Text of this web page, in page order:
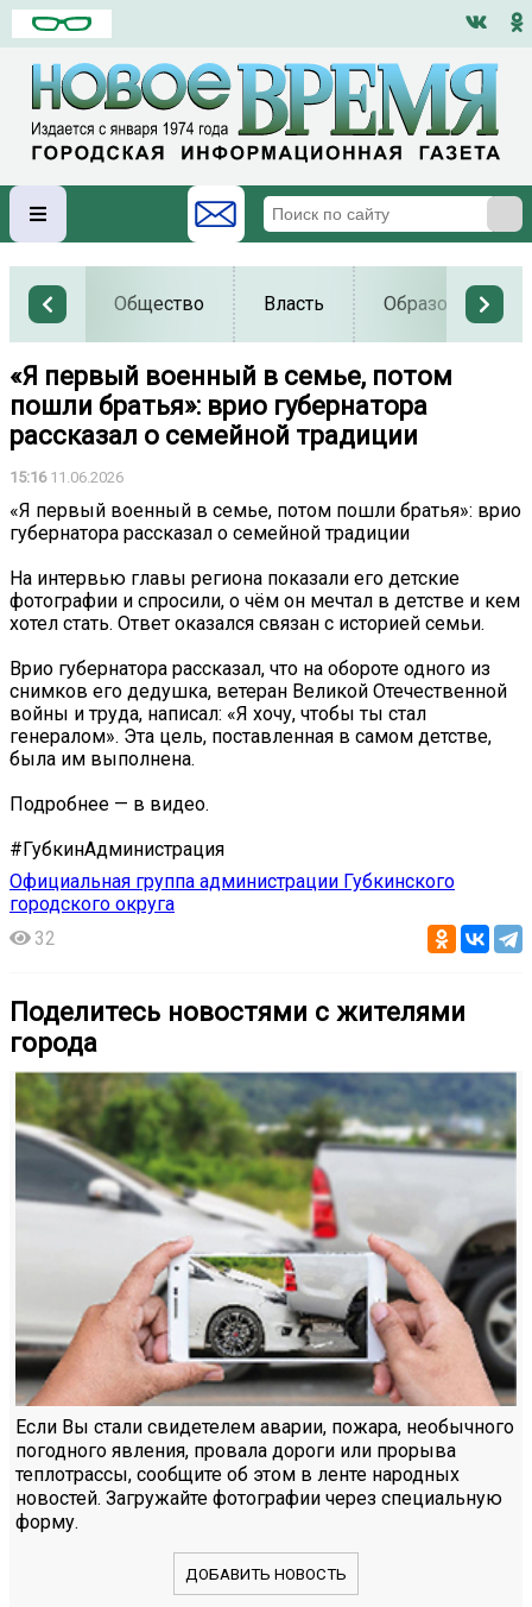
Общество Власть Образование
«Я первый военный в семье, потом
пошли братья»: врио губернатора
рассказал о семейной традиции
15:1611.06.2026
«Я первый военный в семье, потом пошли братья»: врио
губернатора рассказал о семейной традиции
На интервью главы региона показали его детские
фотографии и спросили, о чём он мечтал в детстве и кем
хотел стать. Ответ оказался связан с историей семьи.
Врио губернатора рассказал, что на обороте одного из
снимков его дедушка, ветеран Великой Отечественной
войны и труда, написал: «Я хочу, чтобы ты стал
генералом». Эта цель, поставленная в самом детстве,
была им выполнена.
Подробнее — в видео.
#ГубкинАдминистрация
Официальная группа администрации Губкинского
городского округа
32
Поделитесь новостями с жителями
города
Если Вы стали свидетелем аварии, пожара, необычного
погодного явления, провала дороги или прорыва
теплотрассы, сообщите об этом в ленте народных
новостей. Загружайте фотографии через специальную
форму.
ДОБАВИТЬ НОВОСТЬ